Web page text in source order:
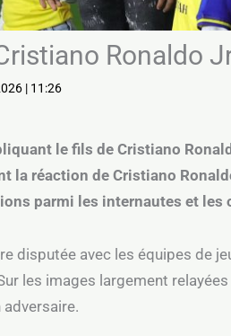
Ronaldo
| 11:26
le fils de Cristiano
la réaction de Cristiano
parmi les internautes et les
disputée avec les équipes de
les images largement